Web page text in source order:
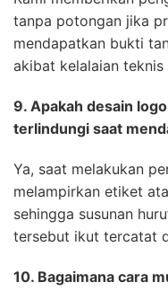
tanpa potongan jika
mendapatkan bukti
akibat kelalaian
9. Apakah desain
terlindungi saat
Ya, saat melakukan
melampirkan etiket
sehingga susunan
tersebut ikut tercatat
10. Bagaimana cara